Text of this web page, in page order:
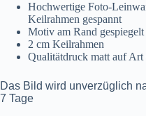
Hochwertige Foto-
Keilrahmen gespannt
Motiv am Rand gespiegelt
2 cm Keilrahmen
Qualitätdruck matt auf Art
Das Bild wird unverzüglich
7 Tage